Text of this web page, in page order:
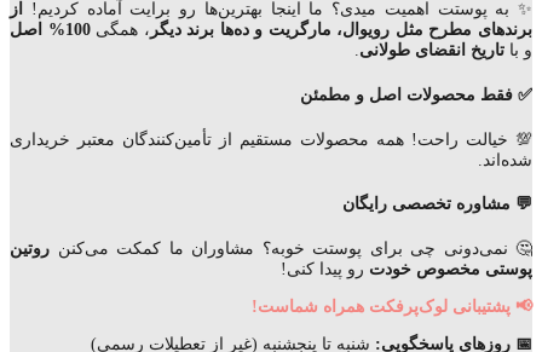
✨ به پوستت اهمیت میدی؟ ما اینجا بهترین‌ها رو برایت آماده کردیم!
از
برندهای مطرح مثل رویوال، مارگریت و ده‌ها برند دیگر ، همگی100% اصل
و با تاریخ انقضای طولانی
✅ فقط محصولات اصل و مطمئن
💯 خیالت راحت! همه محصولات مستقیم از تأمین‌کنندگان معتبر خریداری
شده‌اند.
💬 مشاوره تخصصی رایگان
🤔 نمی‌دونی چی برای پوستت خوبه؟ مشاوران ما کمکت می‌کنن روتین
پوستی مخصوص خودت رو پیدا کنی!
📢 پشتیبانی لوک‌پرفکت همراه شماست!
📅 روزهای پاسخگویی: شنبه تا پنجشنبه (غیر از تعطیلات رسمی)